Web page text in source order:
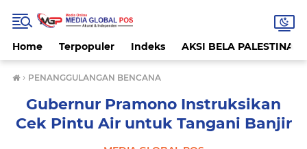
Home Terpopuler Indeks AKSI BELA PALESTINA
› PENANGGULANGAN BENCANA
Gubernur Pramono Instruksikan
Cek Pintu Air untuk Tangani Banjir